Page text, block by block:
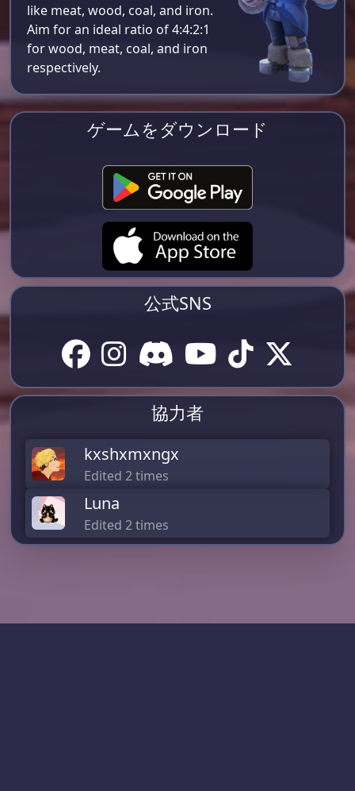
like meat, wood, coal, and iron.
Aim for an ideal ratio of 4:4:2:1
for wood, meat, coal, and iron
respectively​.
ゲームをダウンロード
公式SNS
協力者
kxshxmxngx
Edited 2 times
Luna
Edited 2 times